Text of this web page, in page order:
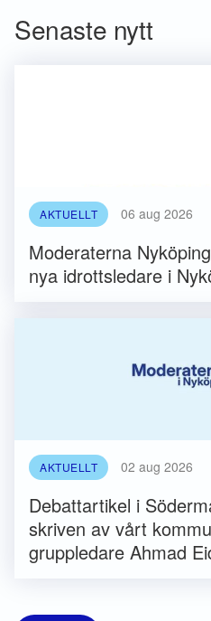
Senaste nytt
AKTUELLT 06 aug 2026
Moderaterna
nya idrottsledare i
AKTUELLT 02 aug 2026
Debattartikel i
skriven av vårt
gruppledare Ahmad